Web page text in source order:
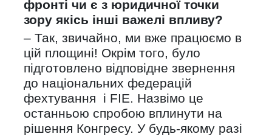
фронті чи є з юридичної точки
зору якісь інші важелі впливу?
– Так, звичайно, ми вже працюємо в
цій площині! Окрім того, було
підготовлено відповідне звернення
до національних федерацій
фехтування і FIЕ. Назвімо це
останньою спробою вплинути на
рішення Конгресу. У будь-якому разі